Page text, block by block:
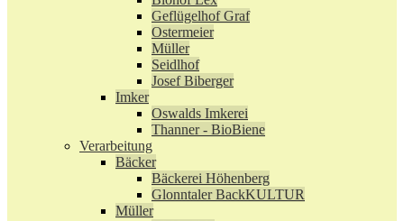
Geflügelhof Graf
Ostermeier
Müller
Seidlhof
Josef Biberger
Imker
Oswalds Imkerei
Thanner - BioBiene
Verarbeitung
Bäcker
Bäckerei Höhenberg
Glonntaler BackKULTUR
Müller